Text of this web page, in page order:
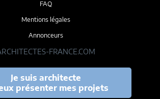
FAQ
Mentions légales
Annonceurs
FRANCE.COM
Je suis architecte
présenter mes projets